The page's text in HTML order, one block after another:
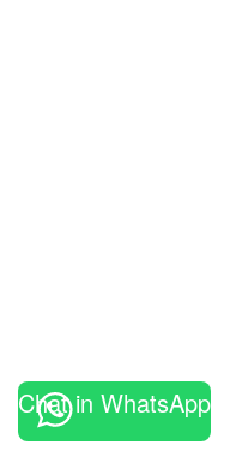
Chat in WhatsApp